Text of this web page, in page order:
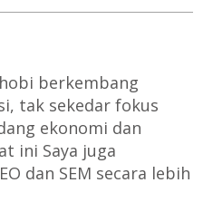
berkembang
tak sekedar fokus
ekonomi dan
ini Saya juga
dan SEM secara lebih